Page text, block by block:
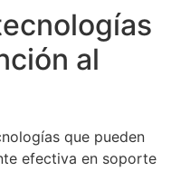
al
que pueden
efectiva en soporte